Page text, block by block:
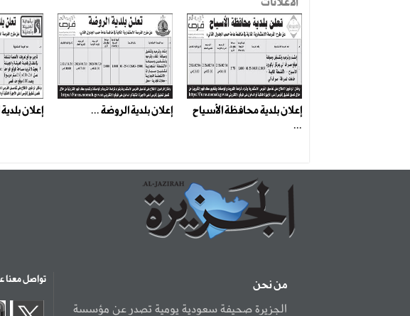
الاعلانات
إعلان بلدية محافظة الأسياح
...
إعلان بلدية الروضة ... إعلان
من نحن
الجزيرة صحيفة سعودية يومية تصدر عن مؤسسة
تواصل معنا